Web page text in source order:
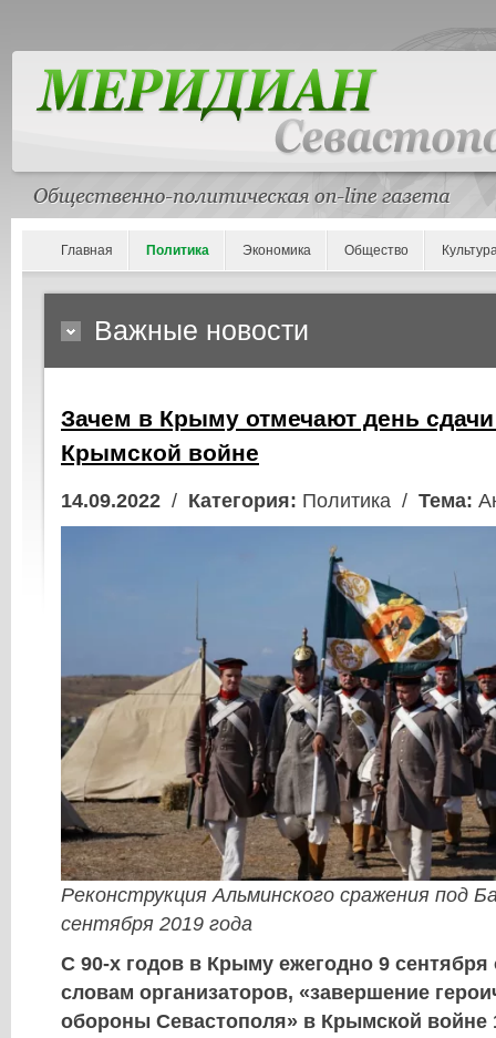
Главная Политика Экономика Общество
Важные новости
Зачем в Крыму отмечают день
Крымской войне
14.09.2022 / Категория: Политика / Тема:
Реконструкция Альминского сражения под
сентября 2019 года
С 90-х годов в Крыму ежегодно 9 сентября
словам организаторов, «завершение
обороны Севастополя» в Крымской войне